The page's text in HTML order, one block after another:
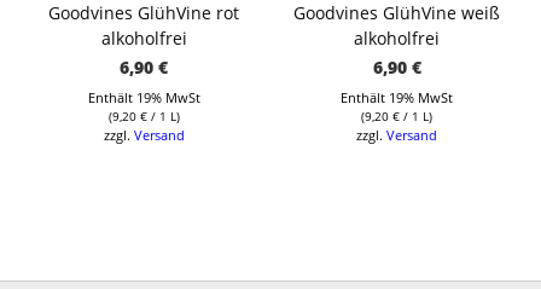
Goodvines GlühVine rot
alkoholfrei
6,90€
Enthält 19% MwSt
(9,20 €/ 1 L)
zzgl. Versand
Goodvines GlühVine weiß
alkoholfrei
6,90 €
Enthält 19% MwSt
(9,20€ / 1 L)
zzgl.Versand